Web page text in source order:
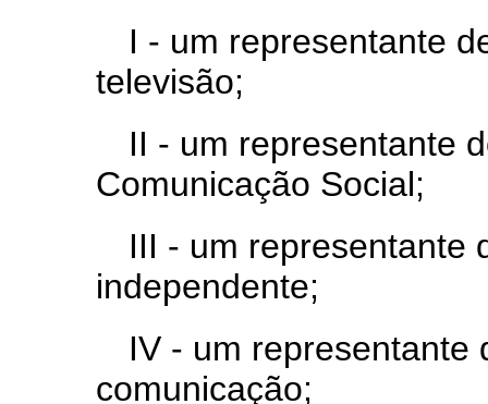
I - um representante
televisão;
II - um representante
Comunicação Social;
III - um representante
independente;
IV - um representante
comunicação;